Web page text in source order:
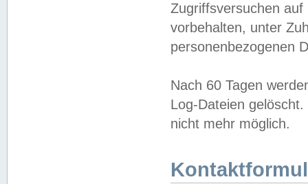
Zugriffsversuchen
vorbehalten, unter
personenbezogenen
Nach 60 Tagen
Log-Dateien
nicht mehr möglich.